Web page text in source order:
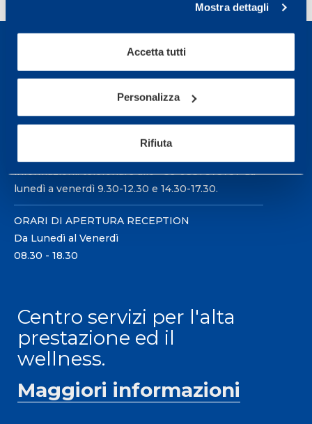
Mostra dettagli
Accetta tutti
Personalizza
Rifiuta
Sport Service Mapei S.r.l. - Via Busto Fagnano 38,
21057 Olgiate Olona (Varese) Italia.
informazioni: telefonare allo +39 0331 575757 da
lunedì a venerdì 9.30-12.30 e 14.30-17.30.
ORARI DI APERTURA RECEPTION
Da Lunedì al Venerdì
08.30 - 18.30
Centro servizi per l'alta
prestazione ed il
wellness.
Maggiori informazioni